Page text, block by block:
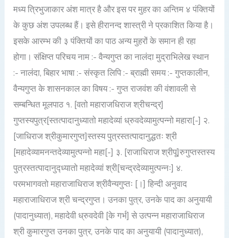
मध्य त्रिभुजाकार अंश मात्र है और इस पर मुहर का अन्तिम ४ पंक्तियों
के कुछ अंश उपलब्ध हैं। इसे हीरानन्द शास्त्री ने प्रकाशित किया है।
इसके आरम्भ की ३ पंक्तियों का पाठ अन्य मुहरों के समान ही रहा
होगा। संक्षिप्त परिचय नाम :- वैन्यगुप्त का नालंदा मुद्राभिलेख स्थान
:- नालंदा, बिहार भाषा :- संस्कृत लिपि :- ब्राह्मी समय :- गुप्तकालीन,
वैन्यगुप्त के शासनकाल का विषय :- गुप्त राजवंश की वंशावली से
सम्बन्धित मूलपाठ १. [वतो महाराजधिराज श्रीचन्द्र]
गुप्तस्यपुत्र[स्तत्पादानुध्यातो महादेव्यां ध्रुवदेव्यामुत्पन्नो महारा[-] २.
[जाधिराज श्रीकुमारगुप्त]स्तस्य पुत्रस्तत्पादानुद्धतः श्री
[महादेव्यामनन्तदेव्यामुत्पन्नो महा[-] ३. [राजाधिराज श्रीपू]रुगुप्तस्तस्य
पुत्रस्तत्पादानुद्ध्यातो महादेव्यां श्री[चन्द्रदेव्यामुत्पन्नः] ४.
परमभागवतो महाराजाधिराज श्रीवैन्यगुप्तः [।] हिन्दी अनुवाद
महाराजाधिराज श्री चन्द्रगुप्त। उनका पुत्र, उनके पाद का अनुयायी
(पादानुध्यात), महादेवी ध्रुवदेवी [के गर्भ] से उत्पन्न महाराजाधिराज
श्री कुमारगुप्त उनका पुत्र, उनके पाद का अनुयायी (पादानुध्यात),